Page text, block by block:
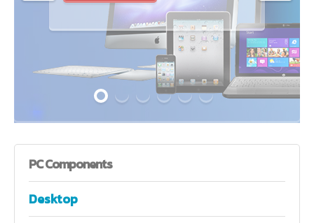
PCComponents
Desktop